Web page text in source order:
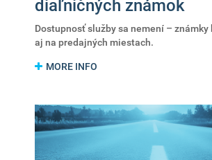
diaľničných známok
Dostupnosť služby sa nemení –
aj na predajných miestach.
MORE INFO